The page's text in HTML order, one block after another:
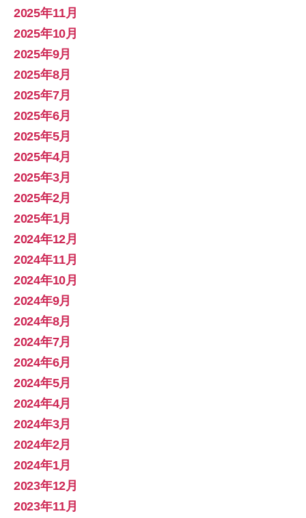
2025年11月
2025年10月
2025年9月
2025年8月
2025年7月
2025年6月
2025年5月
2025年4月
2025年3月
2025年2月
2025年1月
2024年12月
2024年11月
2024年10月
2024年9月
2024年8月
2024年7月
2024年6月
2024年5月
2024年4月
2024年3月
2024年2月
2024年1月
2023年12月
2023年11月